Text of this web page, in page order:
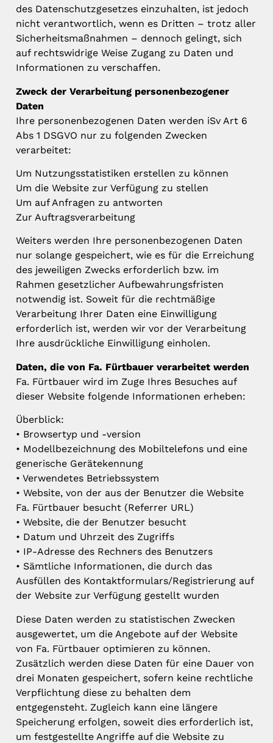
des Datenschutzgesetzes einzuhalten, ist jedoch
nicht verantwortlich, wenn es Dritten – trotz aller
Sicherheitsmaßnahmen – dennoch gelingt, sich
auf rechtswidrige Weise Zugang zu Daten und
Informationen zu verschaffen.
Zweck der Verarbeitung personenbezogener
Daten
Ihre personenbezogenen Daten werden iSv Art 6
Abs 1 DSGVO nur zu folgenden Zwecken
verarbeitet:
Um Nutzungsstatistiken erstellen zu können
Um die Website zur Verfügung zu stellen
Um auf Anfragen zu antworten
Zur Auftragsverarbeitung
Weiters werden Ihre personenbezogenen Daten
nur solange gespeichert, wie es für die Erreichung
des jeweiligen Zwecks erforderlich bzw. im
Rahmen gesetzlicher Aufbewahrungsfristen
notwendig ist. Soweit für die rechtmäßige
Verarbeitung Ihrer Daten eine Einwilligung
erforderlich ist, werden wir vor der Verarbeitung
Ihre ausdrückliche Einwilligung einholen.
Daten, die von Fa. Fürtbauer verarbeitet werden
Fa. Fürtbauer wird im Zuge Ihres Besuches auf
dieser Website folgende Informationen erheben:
Überblick:
• Browsertyp und -version
• Modellbezeichnung des Mobiltelefons und eine
generische Gerätekennung
• Verwendetes Betriebssystem
• Website, von der aus der Benutzer die Website
Fa. Fürtbauer besucht (Referrer URL)
• Website, die der Benutzer besucht
• Datum und Uhrzeit des Zugriffs
• IP-Adresse des Rechners des Benutzers
• Sämtliche Informationen, die durch das
Ausfüllen des Kontaktformulars/Registrierung auf
der Website zur Verfügung gestellt wurden
Diese Daten werden zu statistischen Zwecken
ausgewertet, um die Angebote auf der Website
von Fa. Fürtbauer optimieren zu können.
Zusätzlich werden diese Daten für eine Dauer von
drei Monaten gespeichert, sofern keine rechtliche
Verpflichtung diese zu behalten dem
entgegensteht. Zugleich kann eine längere
Speicherung erfolgen, soweit dies erforderlich ist,
um festgestellte Angriffe auf die Website zu